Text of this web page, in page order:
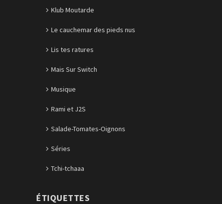
Klub Moutarde
Le cauchemar des pieds nus
Lis tes ratures
Mais Sur Switch
Musique
Rami et J2S
Salade-Tomates-Oignons
Séries
Tchi-tchaaa
ÉTIQUETTES